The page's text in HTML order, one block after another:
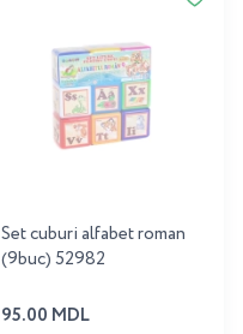
Set cuburi alfabet roman
(9buc) 52982
95.00 MDL